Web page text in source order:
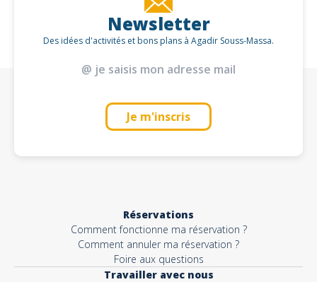
Newsletter
Des idées d'activités et bons plans à Agadir Souss-Massa.
Je m'inscris
Réservations
Comment fonctionne ma réservation ?
Comment annuler ma réservation ?
Foire aux questions
Travailler avec nous